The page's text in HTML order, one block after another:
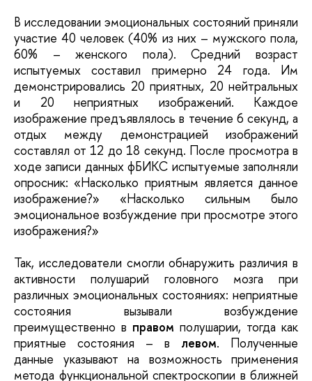
В исследовании эмоциональных состояний приняли
участие 40 человек (40% из них – мужского пола,
60% – женского пола). Средний возраст
испытуемых составил примерно 24 года. Им
демонстрировались 20 приятных, 20 нейтральных
и 20 неприятных изображений. Каждое
изображение предъявлялось в течение 6 секунд, а
отдых между демонстрацией изображений
составлял от 12 до 18 секунд. После просмотра в
ходе записи данных фБИКС испытуемые заполняли
опросник: «Насколько приятным является данное
изображение?» «Насколько сильным было
эмоциональное возбуждение при просмотре этого
изображения?»
Так, исследователи смогли обнаружить различия в
активности полушарий головного мозга при
различных эмоциональных состояниях: неприятные
состояния вызывали возбуждение
преимущественно в правом полушарии, тогда как
приятные состояния – в левом. Полученные
данные указывают на возможность применения
метода функциональной спектроскопии в ближней